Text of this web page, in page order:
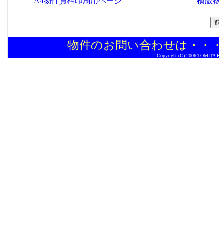
物件のお問い合わせは・
Copyright (C) 2006 TOMITA